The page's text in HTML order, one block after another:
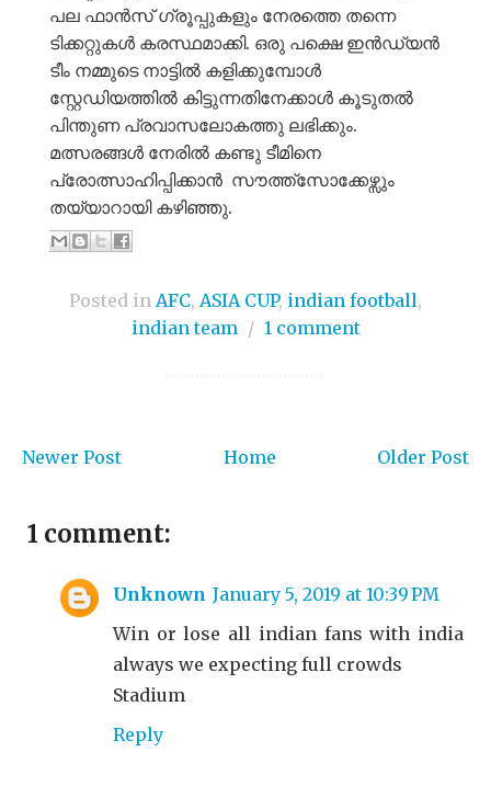
പല ഫാൻസ്‌ ഗ്രൂപ്പുകളും നേരത്തെ തന്നെ
ടിക്കറ്റുകൾ കരസ്ഥമാക്കി. ഒരു പക്ഷെ ഇൻഡ്യൻ
ടീം നമ്മുടെ നാട്ടിൽ കളിക്കുമ്പോൾ
സ്റ്റേഡിയത്തിൽ കിട്ടുന്നതിനേക്കാൾ കൂടുതൽ
പിന്തുണ പ്രവാസലോകത്തു ലഭിക്കും.
മത്സരങ്ങൾ നേരിൽ കണ്ടു ടീമിനെ
പ്രോത്സാഹിപ്പിക്കാൻ സൗത്ത്സോക്കേഴ്സും
തയ്യാറായി കഴിഞ്ഞു.
Posted in AFC, ASIA CUP, indian football,
indian team / 1 comment
Newer Post Older Post
Home
1 comment:
Unknown January 5, 2019 at 10:39 PM
Win or lose all indian fans with india
always we expecting full crowds
Stadium
Reply